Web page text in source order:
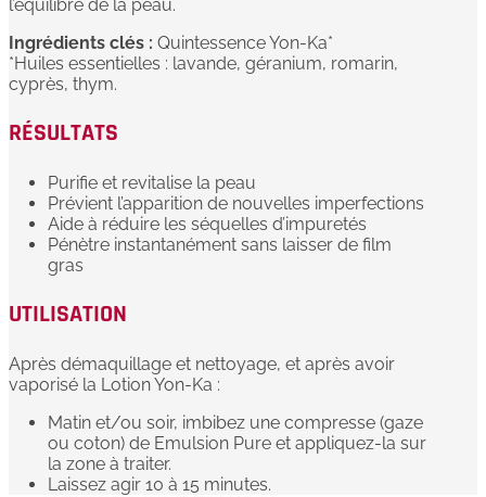
l’équilibre de la peau.
Ingrédients clés : Quintessence Yon-Ka*
*Huiles essentielles : lavande, géranium, romarin,
cyprès, thym.
RÉSULTATS
Purifie et revitalise la peau
Prévient l’apparition de nouvelles imperfections
Aide à réduire les séquelles d’impuretés
Pénètre instantanément sans laisser de film
gras
UTILISATION
Après démaquillage et nettoyage, et après avoir
vaporisé la Lotion Yon-Ka :
Matin et/ou soir, imbibez une compresse (gaze
ou coton) de Emulsion Pure et appliquez-la sur
la zone à traiter.
Laissez agir 10 à 15 minutes.